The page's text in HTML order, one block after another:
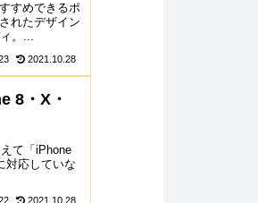
すめできるポ
れたデザイン
。...
2021.10.28
8・X・
て「iPhone
対応していな
2021.10.28